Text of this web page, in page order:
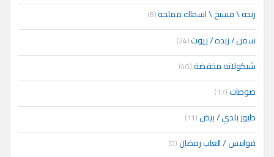
رنجه \ فسيخ \ اسماك مملحه(8)
سمن / زبده / زيوت(24)
شيكولاته مخفضة(40)
صوصات(17)
طيور بلدي / بيض(11)
فوانيس / العاب رمضان(0)